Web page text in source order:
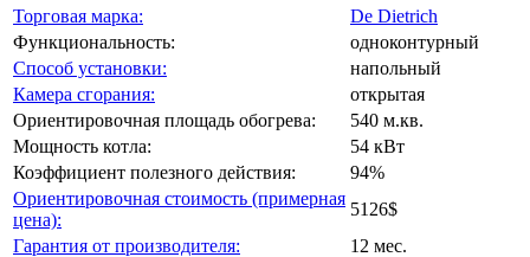
Торговая марка:
De Dietrich
Функциональность:
одноконтурный
Способ установки:
напольный
Камера сгорания:
открытая
Ориентировочная площадь обогрева:
540 м.кв.
Мощность котла:
54 кВт
Коэффициент полезного действия:
94%
Ориентировочная стоимость (примерная
цена):
5126$
Гарантия от производителя:
12 мес.